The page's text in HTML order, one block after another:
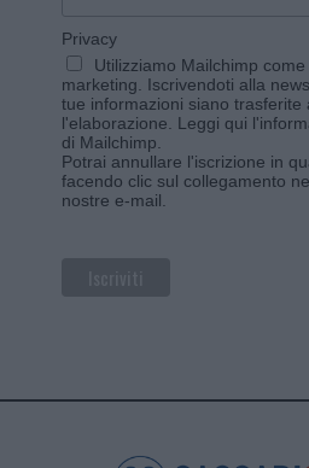
Privacy
Utilizziamo Mailchimp
marketing. Iscrivendoti alla
tue informazioni siano trasferite
l'elaborazione. Leggi qui
di Mailchimp.
Potrai annullare l'iscrizione in
facendo clic sul collegamento
nostre e-mail.